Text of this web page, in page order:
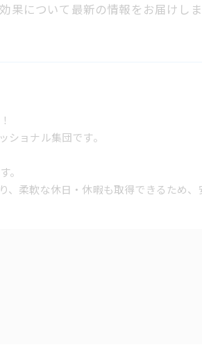
について最新の情報をお届けしま
ョナル集団です。
。
、柔軟な休日・休暇も取得できるため、